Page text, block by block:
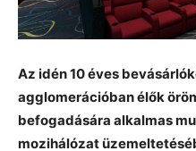
Az idén 10 éves
agglomerációban élők
befogadására alkalmas
mozihálózat